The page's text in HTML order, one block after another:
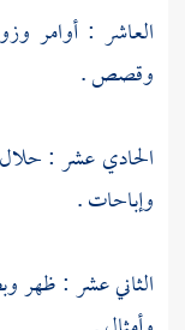
العاشر : أوامر
وقصص .
الحادي عشر :
وإباحات .
الثاني عشر :